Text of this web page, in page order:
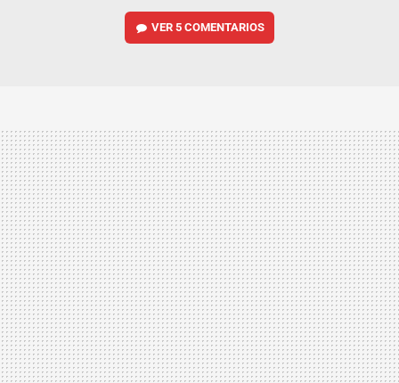
VER5 COMENTARIOS